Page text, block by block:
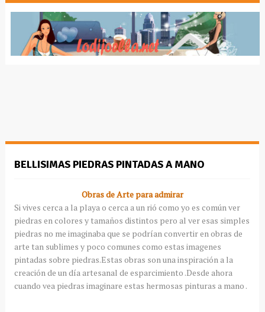
BELLISIMAS PIEDRAS PINTADAS A MANO
Obras de Arte para admirar
Si vives cerca a la playa o cerca a un rió como yo es común ver
piedras en colores y tamaños distintos pero al ver esas simples
piedras no me imaginaba que se podrían convertir en obras de
arte tan sublimes y poco comunes como estas imagenes
pintadas sobre piedras.Estas obras son una inspiración a la
creación de un día artesanal de esparcimiento .Desde ahora
cuando vea piedras imaginare estas hermosas pinturas a mano .